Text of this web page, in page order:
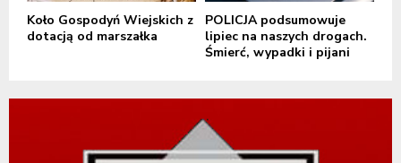
Koło Gospodyń Wiejskich z
dotacją od marszałka
POLICJA podsumowuje
lipiec na naszych drogach.
Śmierć, wypadki i pijani